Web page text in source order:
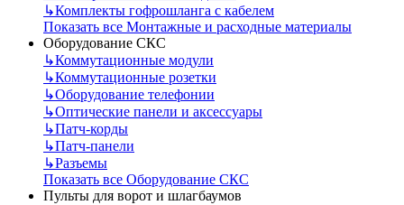
↳Комплекты гофрошланга с кабелем
Показать все Монтажные и расходные материалы
Оборудование СКС
↳Коммутационные модули
↳Коммутационные розетки
↳Оборудование телефонии
↳Оптические панели и аксессуары
↳Патч-корды
↳Патч-панели
↳Разъемы
Показать все Оборудование СКС
Пульты для ворот и шлагбаумов